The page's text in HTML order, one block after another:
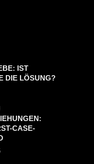
IST
DIE LÖSUNG?
CASE-